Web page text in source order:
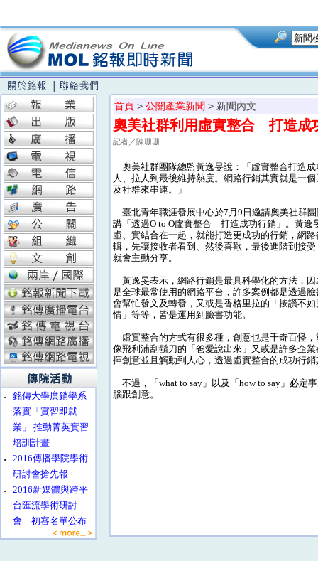
‧
銘傳大學廣銷學系
落實「實習即就
業」 推動菁英實習
培訓計畫
‧
2016傳播學院學術
研討會搶先報
‧
2016新媒體與跨平
台匯流學術研討
會 初審名單公布
首頁 > 公關產業新聞 > 新聞內文
奧美社群利用虛實整合 打造成
記者／陳珊珊
奧美社群團隊總監黃逸旻說：「虛實整合打造
人、拉人到最後維持熱度。網路行銷其實就是一
及社群來串連。」
臺北青年職涯發展中心於7月9日邀請奧美社群
講「透過O to O虛實整合 打造成功行銷」。黃逸
虛、實結合在一起，就能打造更成功的行銷，網
輯，先讓接收者看到、然後喜歡，最後進階到接
就會主動分享。
黃逸旻表示，網路行銷是最具科學化的方法，
是全球最常使用的網路平台，許多案例都是透過
會幫忙發文及轉發，又或是香格里拉的「按讚不
情」等等，皆是運用到臉書功能。
虛實整合的方式有很多種，創意也是千奇百怪
像飛利浦刮鬍刀的「爸愛說出來」又或是許多企
揮創意並且觸動到人心，透過虛實整合的成功行
不過，「what to say」以及「how to say」必定
腦跟創意。